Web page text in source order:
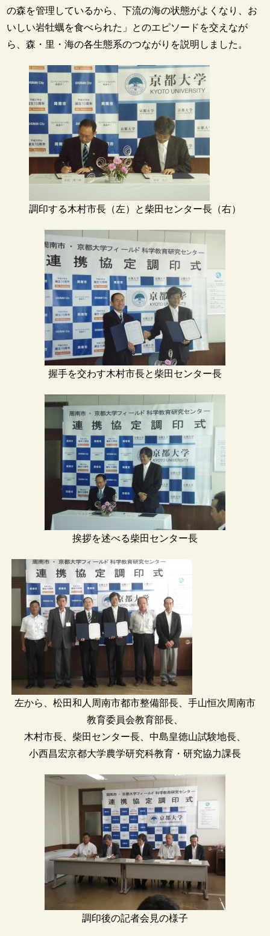
の森を管理しているから、下流の海の状態がよくなり、お
いしい岩牡蠣を食べられた」とのエピソードを交えなが
ら、森・里・海の各生態系のつながりを説明しました。
調印する木村市長（左）と柴田センター長（右）
握手を交わす木村市長と柴田センター長
挨拶を述べる柴田センター長
左から、松田和人周南市都市整備部長、手山恒次周南市
教育委員会教育部長、
木村市長、柴田センター長、中島皇徳山試験地長、
小西昌宏京都大学農学研究科教育・研究協力課長
調印後の記者会見の様子